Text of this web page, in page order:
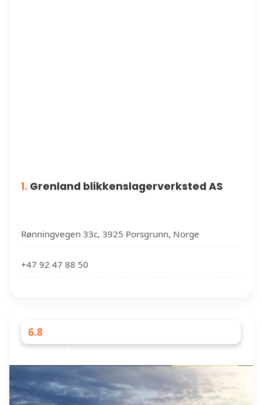
1. Grenland blikkenslagerverksted AS
Rønningvegen 33c, 3925 Porsgrunn, Norge
+47 92 47 88 50
6.8